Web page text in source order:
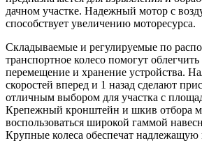
дачном участке. Надежный мотор с
способствует увеличению моторесурса.
Складываемые и регулируемые по
транспортное колесо помогут
перемещение и хранение устройства.
скоростей вперед и 1 назад сделают
отличным выбором для участка с
Крепежный кронштейн и шкив отбора
воспользоваться широкой гаммой
Крупные колеса обеспечат надлежащую